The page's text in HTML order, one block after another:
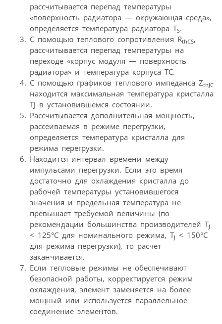
рассчитывается перепад температуры
«поверхность радиатора — окружающая среда»,
определяется температура радиатора TS.
С помощью теплового сопротивления RthCS,
рассчитывается перепад температуры на
переходе «корпус модуля — поверхность
радиатора» и температура корпуса TC.
С помощью графиков теплового импеданса ZthJC
находится максимальная температура кристалла
TJ в установившемся состоянии.
Рассчитывается дополнительная мощность,
рассеиваемая в режиме перегрузки,
определяется температура кристалла для
режима перегрузки.
Находится интервал времени между
импульсами перегрузки. Если это время
достаточно для охлаждения кристалла до
рабочей температуры установившегося
значения и предельная температура не
превышает требуемой величины (по
рекомендации большинства производителей TJ
< 125°С для номинального режима, TJ < 150°С
для режима перегрузки), то расчет
заканчивается.
Если тепловые режимы не обеспечивают
безопасной работы, корректируется режим
охлаждения, элемент заменяется на более
мощный или используется параллельное
соединение элементов.